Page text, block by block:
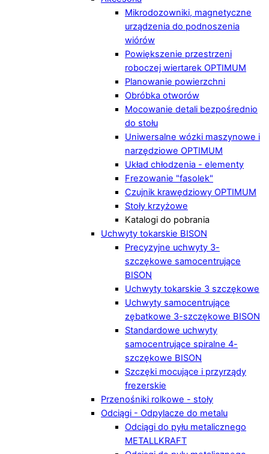
Mikrodozowniki, magnetyczne
urządzenia do podnoszenia
wiórów
Powiększenie przestrzeni
roboczej wiertarek OPTIMUM
Planowanie powierzchni
Obróbka otworów
Mocowanie detali bezpośrednio
do stołu
Uniwersalne wózki maszynowe i
narzędziowe OPTIMUM
Układ chłodzenia - elementy
Frezowanie "fasolek"
Czujnik krawędziowy OPTIMUM
Stoły krzyżowe
Katalogi do pobrania
Uchwyty tokarskie BISON
Precyzyjne uchwyty 3-
szczękowe samocentrujące
BISON
Uchwyty tokarskie 3 szczękowe
Uchwyty samocentrujące
zębatkowe 3-szczękowe BISON
Standardowe uchwyty
samocentrujące spiralne 4-
szczękowe BISON
Szczęki mocujące i przyrządy
frezerskie
Przenośniki rolkowe - stoły
Odciągi - Odpylacze do metalu
Odciągi do pyłu metalicznego
METALLKRAFT